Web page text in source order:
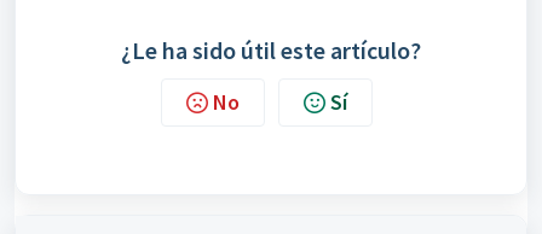
¿Le ha sido útil este artículo?
No Sí